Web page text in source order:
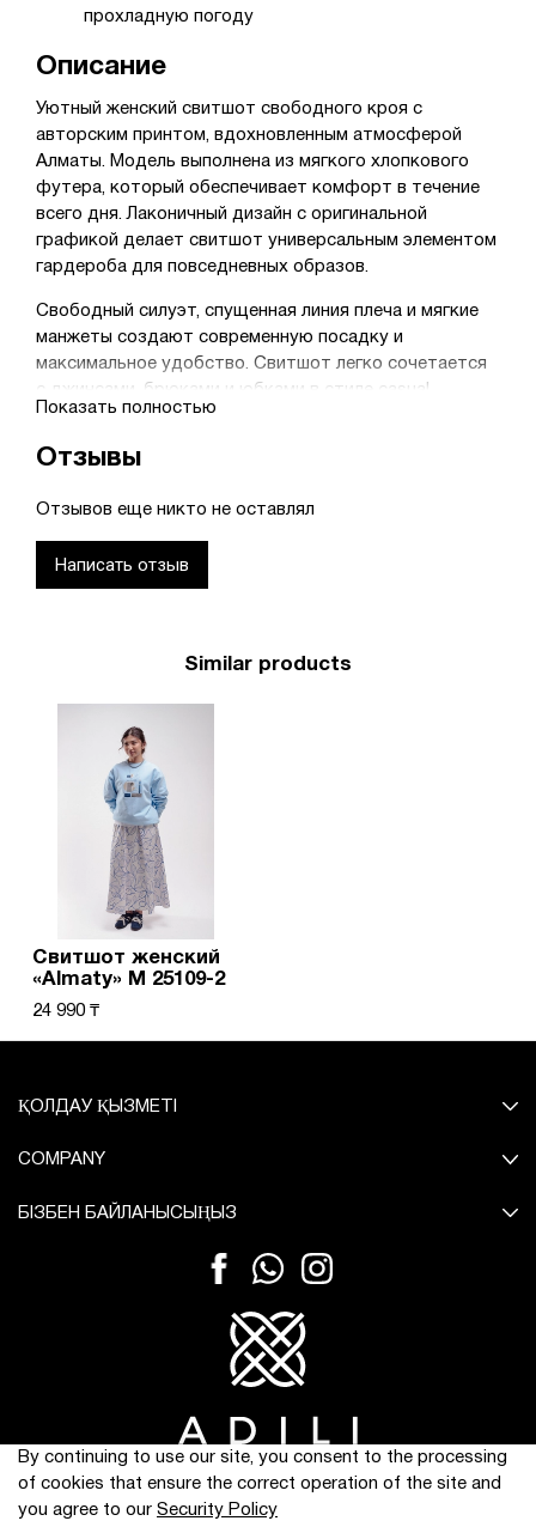
прохладную погоду
Описание
Уютный женский свитшот свободного кроя с
авторским принтом, вдохновленным атмосферой
Алматы. Модель выполнена из мягкого хлопкового
футера, который обеспечивает комфорт в течение
всего дня. Лаконичный дизайн с оригинальной
графикой делает свитшот универсальным элементом
гардероба для повседневных образов.
Свободный силуэт, спущенная линия плеча и мягкие
манжеты создают современную посадку и
максимальное удобство. Свитшот легко сочетается
с джинсами, брюками и юбками в стиле casual.
Показать полностью
Отзывы
Отзывов еще никто не оставлял
Написать отзыв
Similar products
Свитшот женский
«Almaty» М 25109-2
24 990 ₸
© Барлық құқықтар қорғалған.
ҚОЛДАУ ҚЫЗМЕТІ
COMPANY
БІЗБЕН БАЙЛАНЫСЫҢЫЗ
By continuing to use our site, you consent to the processing
of cookies that ensure the correct operation of the site and
you agree to our Security Policy